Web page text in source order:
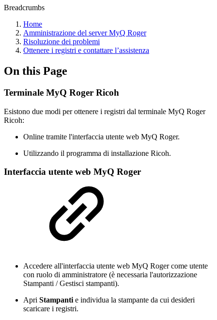
Breadcrumbs
Home
Amministrazione del server MyQ Roger
Risoluzione dei problemi
Ottenere i registri e contattare l’assistenza
On this Page
Terminale MyQ Roger Ricoh
Esistono due modi per ottenere i registri dal terminale MyQ Roger
Ricoh:
Online tramite l'interfaccia utente web MyQ Roger.
Utilizzando il programma di installazione Ricoh.
Interfaccia utente web MyQ Roger
Accedere all'interfaccia utente web MyQ Roger come utente
con ruolo di amministratore (è necessaria l'autorizzazione
Stampanti / Gestisci stampanti).
Apri Stampanti e individua la stampante da cui desideri
scaricare i registri.